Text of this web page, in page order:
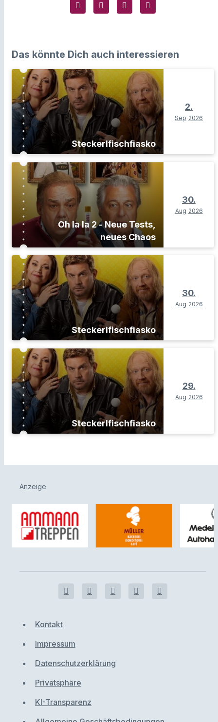
Das könnte Dich auch interessieren
Steckerlfischfiasko
2.
Sep 2026
Oh la la 2 - Neue Tests,
neues Chaos
30.
Aug 2026
Steckerlfischfiasko
30.
Aug 2026
Steckerlfischfiasko
29.
Aug 2026
Anzeige
Kontakt
Impressum
Datenschutzerklärung
Privatsphäre
KI-Transparenz